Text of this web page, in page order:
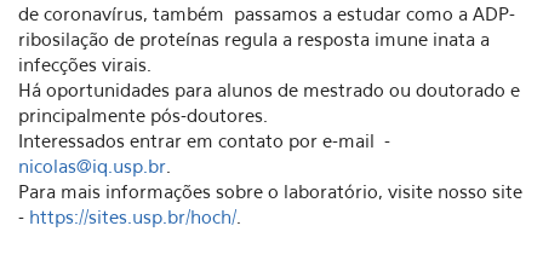
de coronavírus, também passamos a estudar como a ADP-
ribosilação de proteínas regula a resposta imune inata a
infecções virais.
Há oportunidades para alunos de mestrado ou doutorado e
principalmente pós-doutores.
Interessados entrar em contato por e-mail -
nicolas@iq.usp.br
Para mais informações sobre o laboratório, visite nosso site
- https://sites.usp.br/hoch/